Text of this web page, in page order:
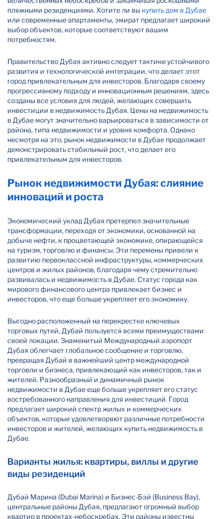
пляжными резиденциями. Хотите ли вы купить дом в Дубае
или современные апартаменты, эмират предлагает широкий
выбор объектов, которые соответствуют вашим
потребностям.
Правительство Дубая активно следует тактике устойчивого
развития и технологической интеграции, что делает этот
город привлекательным для инвесторов. Благодаря своему
прогрессивному подходу и инновационным решениям, здесь
созданы все условия для людей, желающих совершить
инвестиции в недвижимость Дубая. Цены на недвижимость
в Дубае могут значительно варьироваться в зависимости от
района, типа недвижимости и уровня комфорта. Однако
несмотря на это, рынок недвижимости в Дубае продолжает
демонстрировать стабильный рост, что делает его
привлекательным для инвесторов.
Рынок недвижимости Дубая: слияние
инноваций и роста
Экономический уклад Дубая претерпел значительные
трансформации, переходя от экономики, основанной на
добыче нефти, к процветающей экономике, опирающейся
на туризм, торговлю и финансы. Эти перемены привели к
развитию первоклассной инфраструктуры, коммерческих
центров и жилых районов, благодаря чему стремительно
развивалась и недвижимость в Дубае. Статус города как
мирового финансового центра привлекает бизнес и
инвесторов, что еще больше укрепляет его экономику.
Выгодно расположенный на перекрестке ключевых
торговых путей, Дубай пользуется всеми преимуществами
своей локации. Знаменитый Международный аэропорт
Дубая облегчает глобальное сообщение и торговлю,
превращая Дубай в важнейший центр международной
торговли и бизнеса, привлекающий как инвесторов, так и
жителей. Разнообразный и динамичный рынок
недвижимости в Дубае еще больше укрепляет его статус
востребованного направления для инвестиций. Город
предлагает широкий спектр жилых и коммерческих
объектов, которые удовлетворяют различные потребности
инвесторов и жителей, желающих купить недвижимость в
Дубае.
Варианты жилья: квартиры, виллы и другие
виды резиденций
Дубай Марина (Dubai Marina) и Бизнес-Бэй (Business Bay),
центральные районы Дубая, предлагают огромный выбор
квартир в проектах-небоскребах. Эти районы известны